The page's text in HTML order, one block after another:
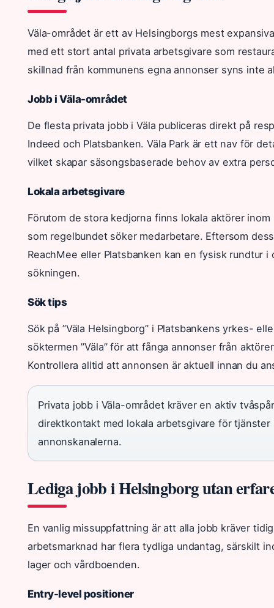
Väla-området är ett av Helsingborgs mest
med ett stort antal privata arbetsgivare som
skillnad från kommunens egna annonser syns inte
Jobb i Väla-området
De flesta privata jobb i Väla publiceras direkt på
Indeed och Platsbanken. Väla Park är ett nav för
vilket skapar säsongsbaserade behov av extra
Lokala arbetsgivare
Förutom de stora kedjorna finns lokala aktörer
som regelbundet söker medarbetare. Eftersom
ReachMee eller Platsbanken kan en fysisk rundtur
sökningen.
Sök tips
Sök på ”Väla Helsingborg” i Platsbankens yrkes-
söktermen ”Väla” för att fånga annonser från
Kontrollera alltid att annonsen är aktuell innan du
Privata jobb i Väla-området kräver en aktiv
direktkontakt med lokala arbetsgivare för
annonskanalerna.
Lediga jobb i Helsingborg utan
En vanlig missuppfattning är att alla jobb kräver
arbetsmarknad har flera tydliga undantag, särskilt
lager och vårdboenden.
Entry-level positioner